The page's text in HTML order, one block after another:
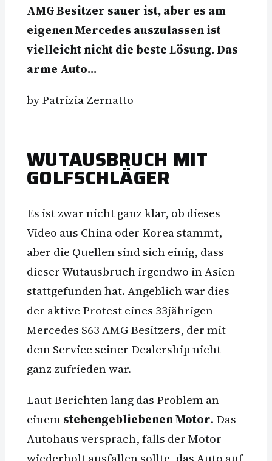
AMG Besitzer sauer ist, aber es am
eigenen Mercedes auszulassen ist
vielleicht nicht die beste Lösung. Das
arme Auto…
by Patrizia Zernatto
WUTAUSBRUCH MIT
GOLFSCHLÄGER
Es ist zwar nicht ganz klar, ob dieses
Video aus China oder Korea stammt,
aber die Quellen sind sich einig, dass
dieser Wutausbruch irgendwo in Asien
stattgefunden hat. Angeblich war dies
der aktive Protest eines 33jährigen
Mercedes S63 AMG Besitzers, der mit
dem Service seiner Dealership nicht
ganz zufrieden war.
Laut Berichten lang das Problem an
einemstehengebliebenen Motor. Das
Autohaus versprach, falls der Motor